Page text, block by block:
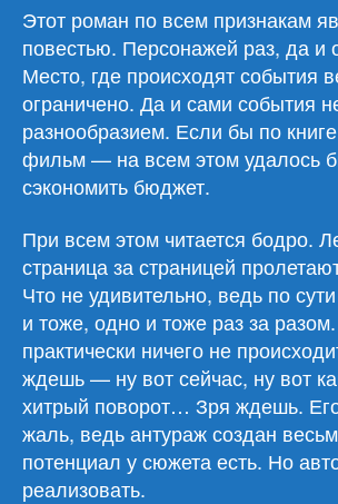
Этот роман по всем признакам
повестью. Персонажей раз, да и
Место, где происходят события
ограничено. Да и сами события
разнообразием. Если бы по
фильм — на всем этом удалось
сэкономить бюджет.
При всем этом читается бодро.
страница за страницей
Что не удивительно, ведь по
и тоже, одно и тоже раз за
практически ничего не
ждешь — ну вот сейчас, ну вот
хитрый поворот… Зря ждешь.
жаль, ведь антураж создан
потенциал у сюжета есть. Но
реализовать.